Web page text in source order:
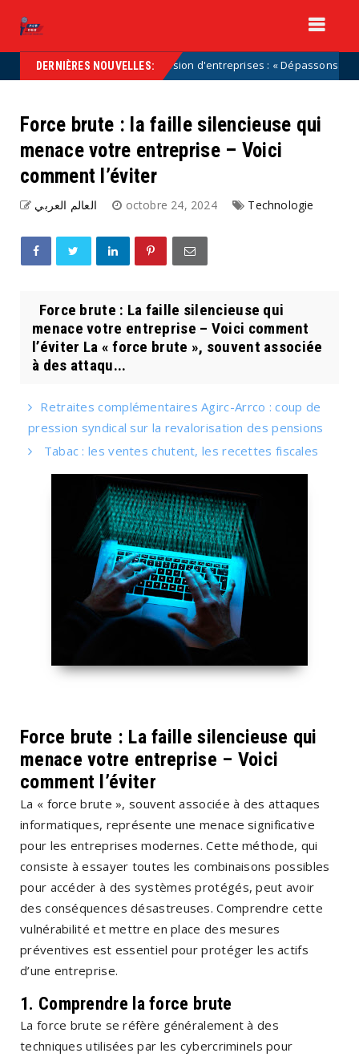
DERNIÈRES NOUVELLES:
Transmission d'entreprises : « Dépassons les
Force brute : la faille silencieuse qui
menace votre entreprise – Voici
comment l’éviter
العالم العربي octobre 24, 2024 Technologie
Force brute : La faille silencieuse qui
menace votre entreprise – Voici comment
l’éviter La « force brute », souvent associée
à des attaqu...
Retraites complémentaires Agirc-Arrco : coup de
pression syndical sur la revalorisation des pensions
Tabac : les ventes chutent, les recettes fiscales
Force brute : La faille silencieuse qui
menace votre entreprise – Voici
comment l’éviter
La « force brute », souvent associée à des attaques
informatiques, représente une menace significative
pour les entreprises modernes. Cette méthode, qui
consiste à essayer toutes les combinaisons possibles
pour accéder à des systèmes protégés, peut avoir
des conséquences désastreuses. Comprendre cette
vulnérabilité et mettre en place des mesures
préventives est essentiel pour protéger les actifs
d’une entreprise.
1. Comprendre la force brute
La force brute se réfère généralement à des
techniques utilisées par les cybercriminels pour